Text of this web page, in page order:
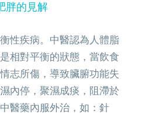
胖的見解
性疾病。中醫認為人體脂
相對平衡的狀態，當飲食
志所傷，導致臟腑功能失
內停，聚濕成痰，阻滯於
醫藥內服外治，如：針